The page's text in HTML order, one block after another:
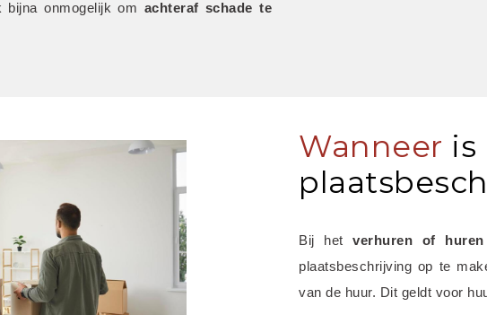
bijna onmogelijk om achteraf schade te
Wanneer is
Bij het verhuren of
plaatsbeschrijving op te
van de huur. Dit geldt voor